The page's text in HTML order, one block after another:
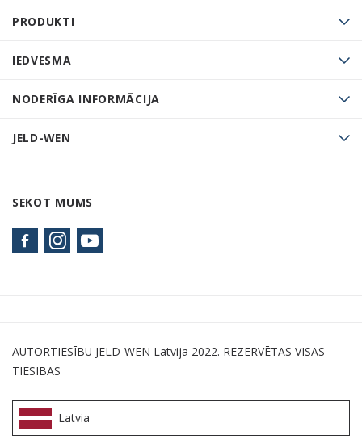
PRODUKTI
IEDVESMA
NODERĪGA INFORMĀCIJA
JELD-WEN
SEKOT MUMS
AUTORTIESĪBU JELD-WEN Latvija 2022. REZERVĒTAS VISAS
TIESĪBAS
Latvia